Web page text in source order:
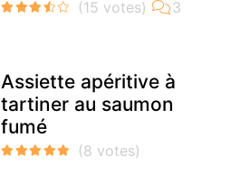
Assiette apéritive à
tartiner au saumon
fumé